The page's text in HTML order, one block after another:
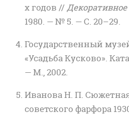
х годов //
1980. — № 5. — С. 20–29.
Государственный
«Усадьба Кусково».
— М., 2002.
Иванова Н. П.
советского фарфора